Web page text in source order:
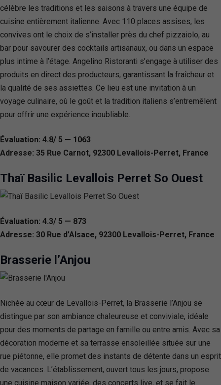
célèbre les traditions et les saisons à travers une équipe de
cuisine entièrement italienne. Avec 110 places assises, les
convives ont le choix de s’installer près du chef pizzaiolo, au
bar pour savourer des cocktails artisanaux, ou dans un espace
plus intime à l’étage. Angelino Ristoranti s’engage à utiliser des
produits en direct des producteurs, garantissant la fraîcheur et
la qualité de ses assiettes. Ce lieu est une invitation à un
voyage culinaire, où le goût et la tradition italiens s’entremêlent
pour offrir une expérience inoubliable.
Évaluation: 4.8/ 5 — 1063
Adresse: 35 Rue Carnot, 92300 Levallois-Perret, France
Thaï Basilic Levallois Perret So Ouest
Évaluation: 4.3/ 5 — 873
Adresse: 30 Rue d’Alsace, 92300 Levallois-Perret, France
Brasserie l’Anjou
Nichée au cœur de Levallois-Perret, la Brasserie l’Anjou se
distingue par son ambiance chaleureuse et conviviale, idéale
pour des moments de partage en famille ou entre amis. Avec sa
décoration moderne et sa terrasse ensoleillée située sur une
rue piétonne, elle promet des instants de détente dans un esprit
de vacances. L’établissement, ouvert tous les jours, propose
une cuisine maison variée, des concerts live, et se fait le